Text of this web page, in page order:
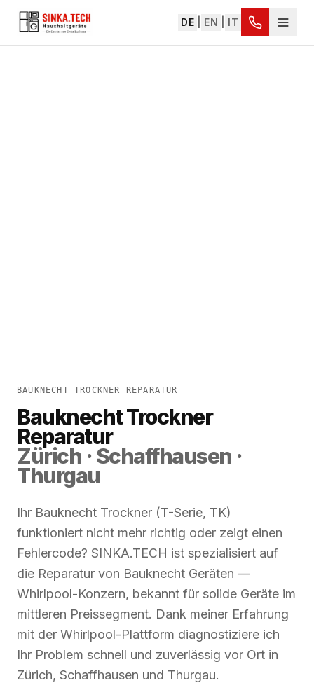
DE EN IT
BAUKNECHT TROCKNER REPARATUR
Bauknecht Trockner
Reparatur
Zürich · Schaffhausen ·
Thurgau
Ihr Bauknecht Trockner (T-Serie, TK)
funktioniert nicht mehr richtig oder zeigt einen
Fehlercode? SINKA.TECH ist spezialisiert auf
die Reparatur von Bauknecht Geräten —
Whirlpool-Konzern, bekannt für solide Geräte im
mittleren Preissegment. Dank meiner Erfahrung
mit der Whirlpool-Plattform diagnostiziere ich
Ihr Problem schnell und zuverlässig vor Ort in
Zürich, Schaffhausen und Thurgau.